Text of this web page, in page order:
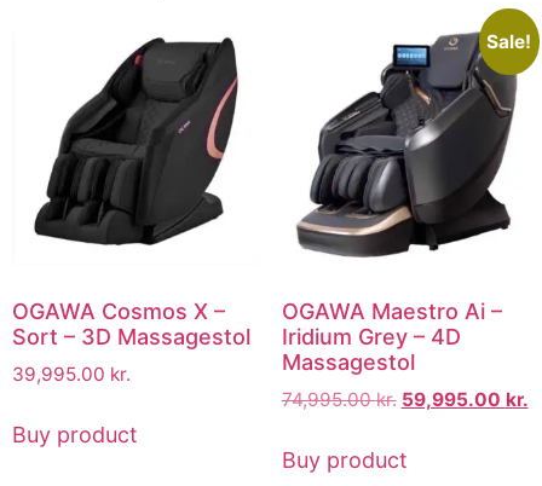
OGAWA Cosmos X –
Sort – 3D Massagestol
39,995.00 kr.
Buy product
Sale!
OGAWA Maestro Ai –
Iridium Grey – 4D
Massagestol
74,995.00kr. 59,995.00 kr.
Buy product